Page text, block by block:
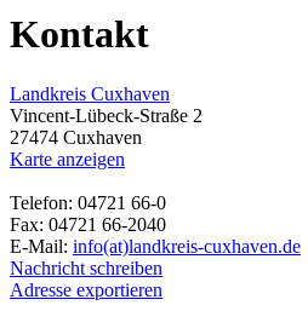
Kontakt
Landkreis Cuxhaven
Vincent-Lübeck-Straße 2
27474 Cuxhaven
Karte anzeigen
Telefon: 04721 66-0
Fax: 04721 66-2040
E-Mail: info(at)landkreis-cuxhaven.de
Nachricht schreiben
Adresse exportieren